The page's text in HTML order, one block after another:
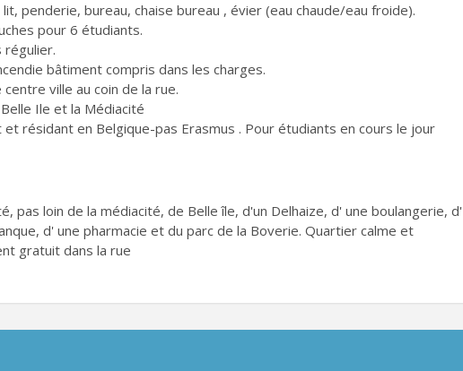
penderie, bureau, chaise bureau , évier (eau chaude/eau froide).
pour 6 étudiants.
régulier.
bâtiment compris dans les charges.
ville au coin de la rue.
Ile et la Médiacité
résidant en Belgique-pas Erasmus . Pour étudiants en cours le jour
pas loin de la médiacité, de Belle île, d'un Delhaize, d' une boulangerie, d'
d' une pharmacie et du parc de la Boverie. Quartier calme et
gratuit dans la rue